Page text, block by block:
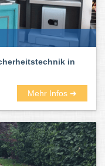
in
Mehr Infos ➜